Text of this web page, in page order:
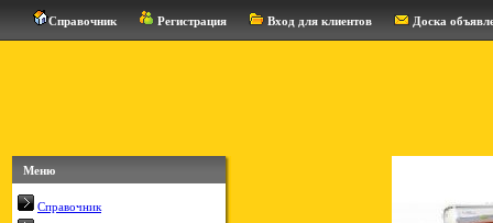
Справочник Регистрация Вход для клиентов Доска
Меню
Справочник